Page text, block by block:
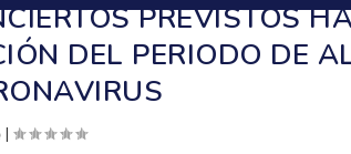
PREVISTOS
DEL PERIODO DE
|